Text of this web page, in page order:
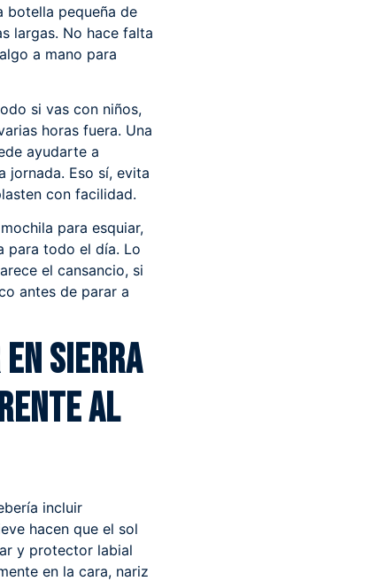
botella pequeña de
largas. No hace falta
a mano para
si vas con niños,
horas fuera. Una
ayudarte a
jornada. Eso sí, evita
con facilidad.
para esquiar,
para todo el día. Lo
el cansancio, si
antes de parar a
Sierra
al
incluir
hacen que el sol
y protector labial
en la cara, nariz